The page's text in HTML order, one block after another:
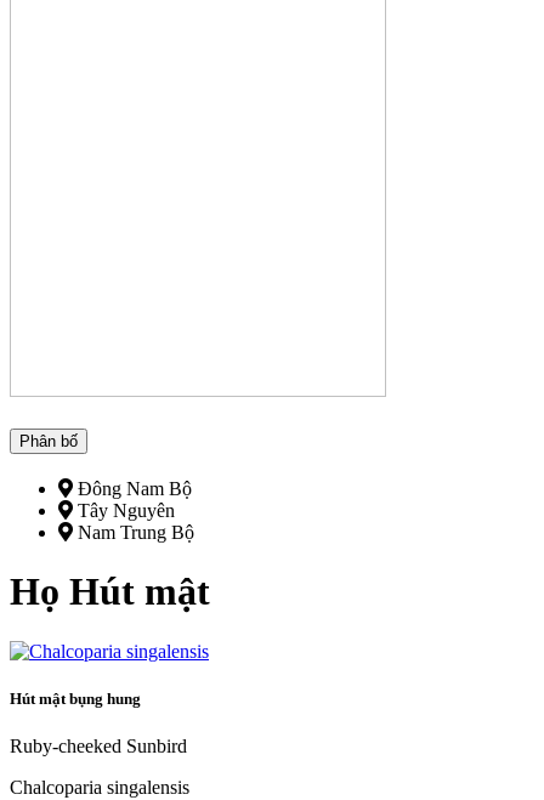
Phân bố
Đông Nam Bộ
Tây Nguyên
Nam Trung Bộ
Họ Hút mật
Hút mật bụng hung
Ruby-cheeked Sunbird
Chalcoparia singalensis